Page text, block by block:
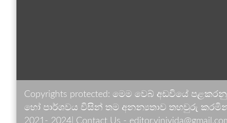
Copyrights protected: මෙම වෙබ් අඩවියේ
හෝ පාර්ශවය විසින් තම අනන්‍යතාව තහවුරු කරමින්
2021- 2024| Contact Us -